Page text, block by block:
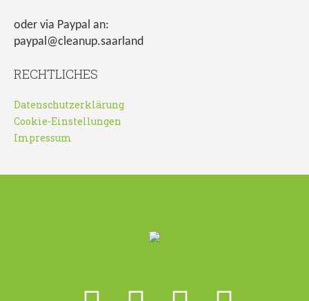
oder via Paypal an:
paypal@cleanup.saarland
RECHTLICHES
Datenschutzerklärung
Cookie-Einstellungen
Impressum